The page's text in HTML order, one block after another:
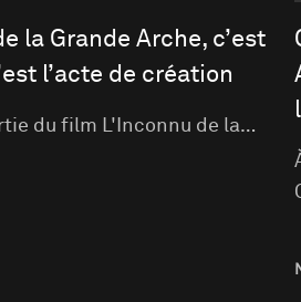
la Grande Arche, c’est
l’acte de création
du film L'Inconnu de la…